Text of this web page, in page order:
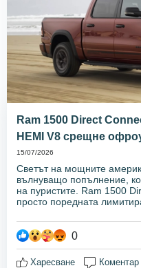
Ram 1500 Direct
HEMI V8 срещне
15/07/2026
Светът на мощните
вълнуващо попълнение,
на пуристите. Ram 1500
просто поредната
0
Харесване Коментар